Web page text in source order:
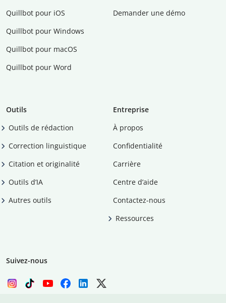
Quillbot pour iOS
Quillbot pour Windows
Quillbot pour macOS
Quillbot pour Word
Demander une démo
Outils
Outils de rédaction
Correction linguistique
Citation et originalité
Outils d’IA
Autres outils
Entreprise
À propos
Confidentialité
Carrière
Centre d’aide
Contactez-nous
Ressources
Suivez-nous